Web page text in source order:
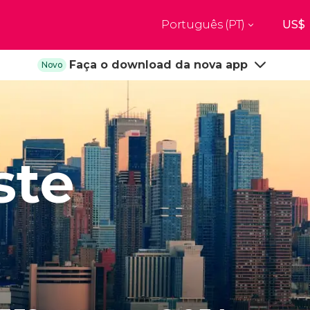
Top destinos
Paris
França
Nova
Estados
Budapeste
Hungria
Florença
Itália
Madrid
Espanha
Barcelona
Espanha
Amesterdão
Holanda
Milão
Itália
Praga
República Checa
Porto
Portugal
Ver todos os destinos
Português (PT)
Novo Faça o download da nova app